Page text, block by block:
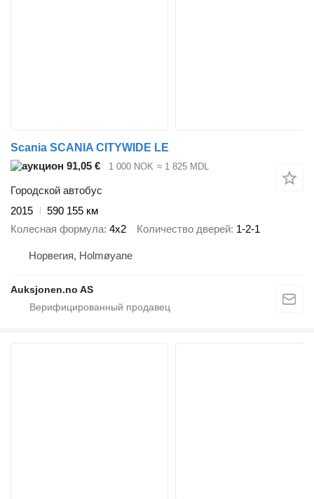
Scania SCANIA CITYWIDE LE
91,05 €
1 000 NOK ≈ 1 825 MDL
Городской автобус
2015
590 155 км
Колесная формула 4x2 Количество дверей 1-2-1
Норвегия, Holmøyane
Auksjonen.no AS